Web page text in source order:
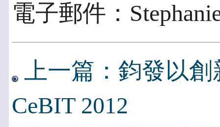
電子郵件：
上一篇：鈞發以
CeBIT 2012